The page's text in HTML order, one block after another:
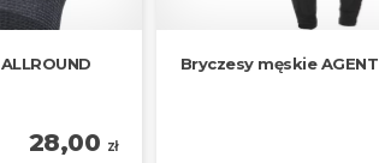
28,00 zł
Bryczesy męskie AGENT